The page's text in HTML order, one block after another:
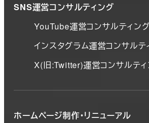
SNS運営コンサルティング
YouTube運営コンサルティン
インスタグラム運営コンサルテ
X(旧:Twitter)運営コンサルテ
ホームページ制作・リニューアル